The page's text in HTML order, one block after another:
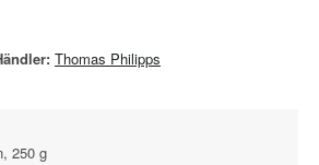
Thomas Philipps
250 g